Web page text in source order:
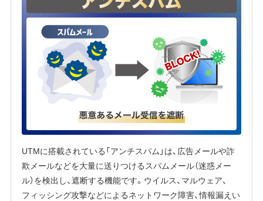
UTMに搭載されている「アンチスパム」は、広告メールや詐
欺メールなどを大量に送りつけるスパムメール（迷惑メー
ル）を検出し、遮断する機能です。ウイルス、マルウェア、
フィッシング攻撃などによるネットワーク障害、情報漏えい